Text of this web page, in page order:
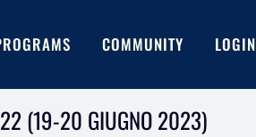
COMMUNITY LOGIN
(19-20 GIUGNO 2023)